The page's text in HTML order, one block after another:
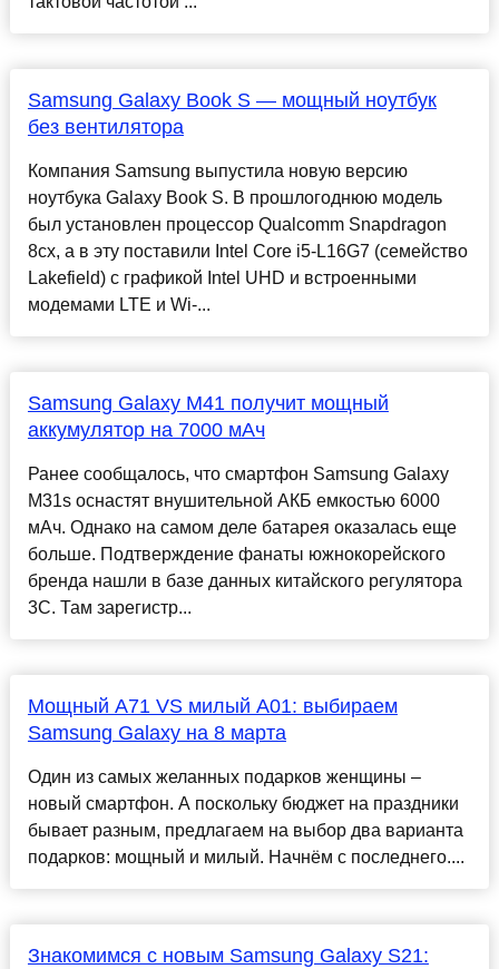
Samsung Galaxy Book S — мощный ноутбук
без вентилятора
Компания Samsung выпустила новую версию
ноутбука Galaxy Book S. В прошлогоднюю модель
был установлен процессор Qualcomm Snapdragon
8cx, а в эту поставили Intel Core i5-L16G7 (семейство
Lakefield) с графикой Intel UHD и встроенными
модемами LTE и Wi-...
Samsung Galaxy M41 получит мощный
аккумулятор на 7000 мАч
Ранее сообщалось, что смартфон Samsung Galaxy
M31s оснастят внушительной АКБ емкостью 6000
мАч. Однако на самом деле батарея оказалась еще
больше. Подтверждение фанаты южнокорейского
бренда нашли в базе данных китайского регулятора
3С. Там зарегистр...
Мощный A71 VS милый A01: выбираем
Samsung Galaxy на 8 марта
Один из самых желанных подарков женщины –
новый смартфон. А поскольку бюджет на праздники
бывает разным, предлагаем на выбор два варианта
подарков: мощный и милый. Начнём с последнего....
Знакомимся с новым Samsung Galaxy S21: